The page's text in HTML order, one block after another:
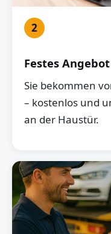
2
Festes
Sie bekommen
– kostenlos und
an der Haustür.